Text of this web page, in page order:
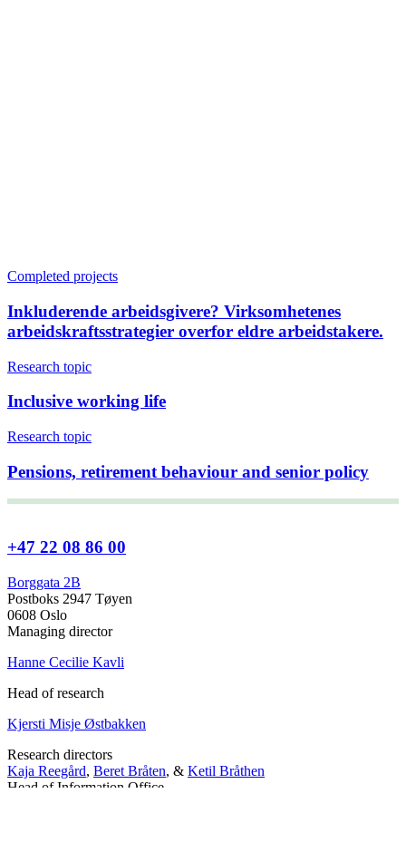
Completed projects
Inkluderende arbeidsgivere? Virksomhetenes
arbeidskraftsstrategier overfor eldre arbeidstakere.
Research topic
Inclusive working life
Research topic
Pensions, retirement behaviour and senior policy
+47 22 08 86 00
Borggata 2B
Postboks 2947 Tøyen
0608 Oslo
Managing director
Hanne Cecilie Kavli
Head of research
Kjersti Misje Østbakken
Research directors
Kaja Reegård, Beret Bråten, & Ketil Bråthen
Head of Information Office